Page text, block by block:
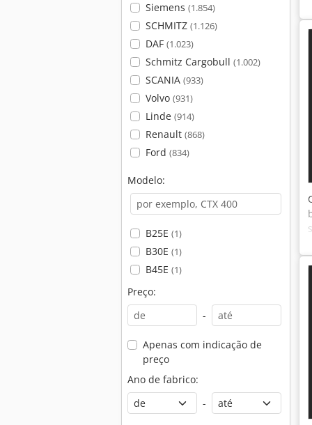
Siemens (1.854)
SCHMITZ (1.126)
DAF (1.023)
Schmitz Cargobull (1.002)
SCANIA (933)
Volvo (931)
Linde (914)
Renault (868)
Ford (834)
Modelo:
B25E (1)
B30E (1)
B45E (1)
Preço:
-
Apenas com indicação de
preço
Ano de fabrico:
-